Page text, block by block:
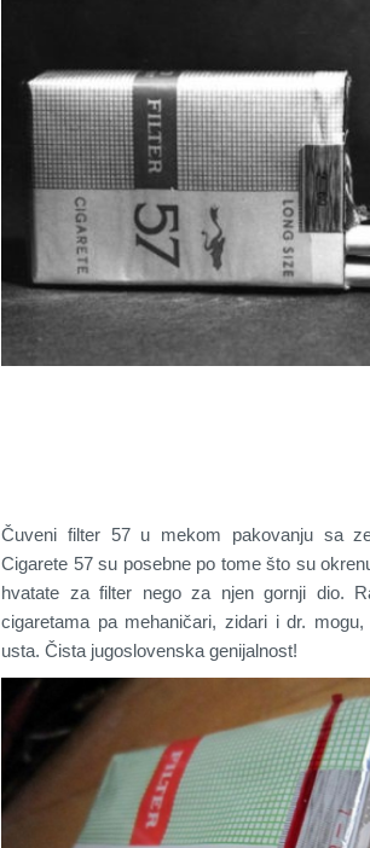
Čuveni filter 57 u mekom pakovanju sa
Cigarete 57 su posebne po tome što su
hvatate za filter nego za njen gornji dio.
cigaretama pa mehaničari, zidari i dr.
usta. Čista jugoslovenska genijalnost!